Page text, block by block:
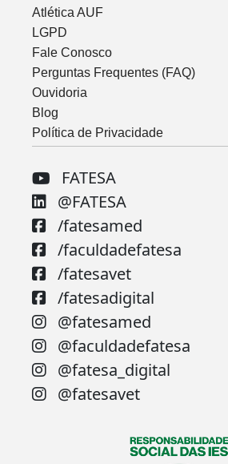
Atlética AUF
LGPD
Fale Conosco
Perguntas Frequentes (FAQ)
Ouvidoria
Blog
Política de Privacidade
FATESA
@FATESA
/fatesamed
/faculdadefatesa
/fatesavet
/fatesadigital
@fatesamed
@faculdadefatesa
@fatesa_digital
@fatesavet